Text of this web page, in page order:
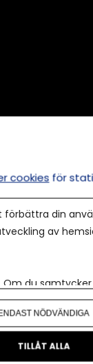
cookies för
din
av
Om du
du den
NÖDVÄNDIGA
TILLÅT ALLA